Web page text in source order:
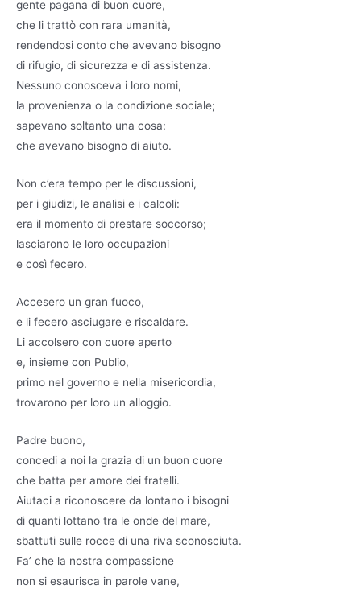
gente pagana di buon cuore,
che li trattò con rara umanità,
rendendosi conto che avevano bisogno
di rifugio, di sicurezza e di assistenza.
Nessuno conosceva i loro nomi,
la provenienza o la condizione sociale;
sapevano soltanto una cosa:
che avevano bisogno di aiuto.
Non c’era tempo per le discussioni,
per i giudizi, le analisi e i calcoli:
era il momento di prestare soccorso;
lasciarono le loro occupazioni
e così fecero.
Accesero un gran fuoco,
e li fecero asciugare e riscaldare.
Li accolsero con cuore aperto
e, insieme con Publio,
primo nel governo e nella misericordia,
trovarono per loro un alloggio.
Padre buono,
concedi a noi la grazia di un buon cuore
che batta per amore dei fratelli.
Aiutaci a riconoscere da lontano i bisogni
di quanti lottano tra le onde del mare,
sbattuti sulle rocce di una riva sconosciuta.
Fa’ che la nostra compassione
non si esaurisca in parole vane,